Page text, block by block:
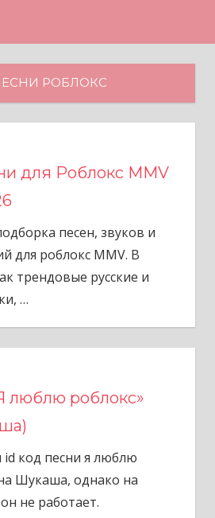
РОБЛОКС
для Роблокс MMV
песен, звуков и
для роблокс MMV. В
трендовые русские и
…
люблю роблокс»
код песни я люблю
Шукаша, однако на
не работает.